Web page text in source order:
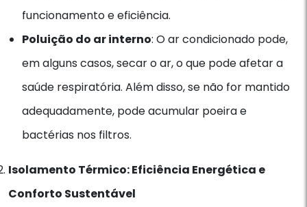
funcionamento e eficiência.
Poluição do ar interno: O ar condicionado pode,
em alguns casos, secar o ar, o que pode afetar a
saúde respiratória. Além disso, se não for mantido
adequadamente, pode acumular poeira e
bactérias nos filtros.
Isolamento Térmico: Eficiência Energética e
Conforto Sustentável